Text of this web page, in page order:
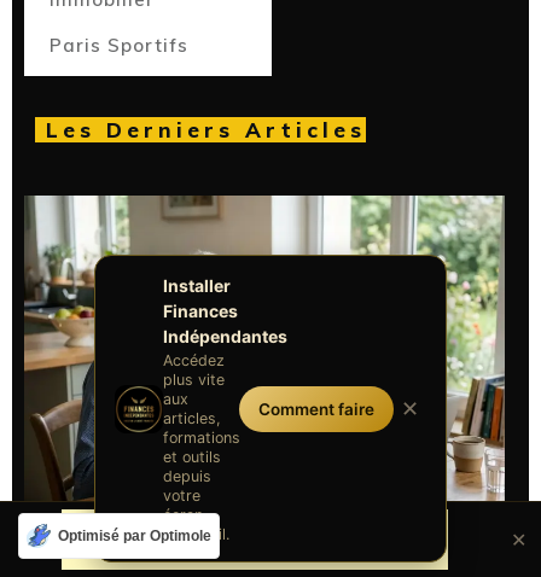
Paris Sportifs
Les Derniers Articles
Optimisé par Optimole ✕
Installer
Finances
Indépendantes
Accédez
plus vite
aux
articles,
formations
et outils
depuis
votre
écran
d'accueil.
Comment faire ✕